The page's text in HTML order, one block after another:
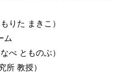
りた まきこ）
ム
べ とものぶ）
所 教授）